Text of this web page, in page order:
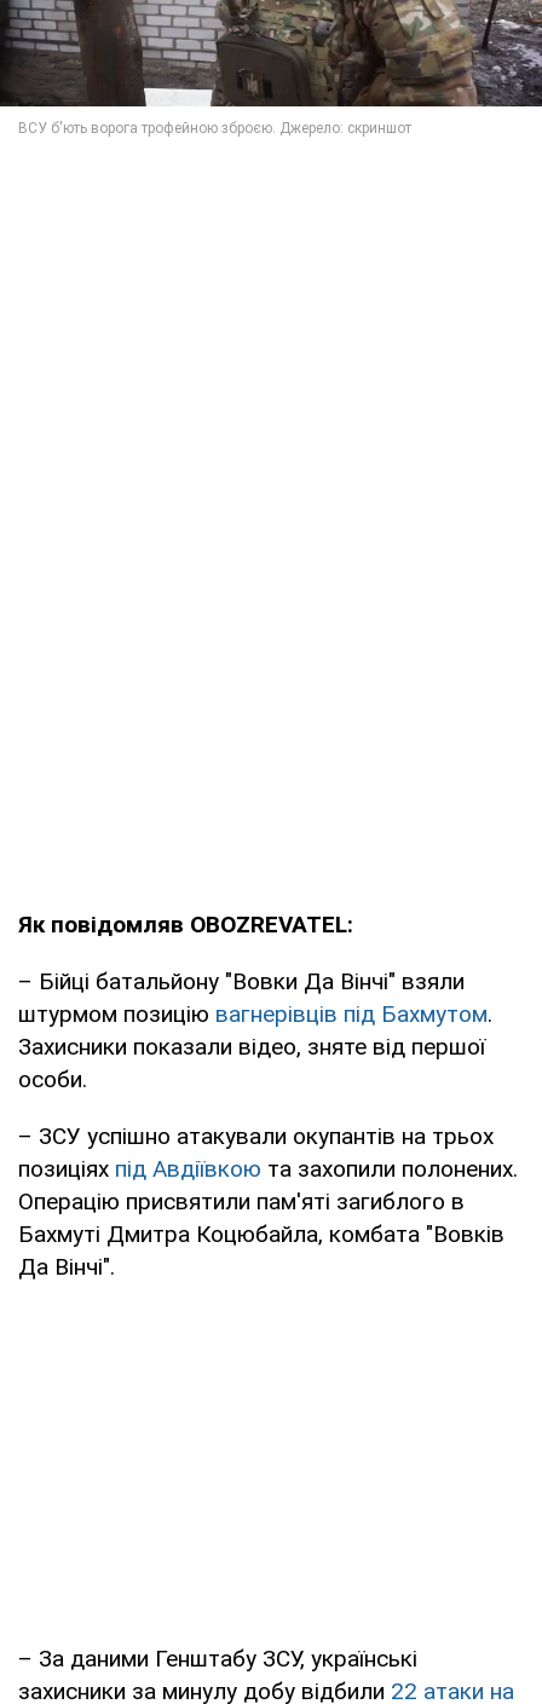
Як повідомляв OBOZREVATEL:
– Бійці батальйону "Вовки Да Вінчі" взяли
штурмом позицію вагнерівців під Бахмутом.
Захисники показали відео, зняте від першої
особи.
– ЗСУ успішно атакували окупантів на трьох
позиціях під Авдіївкою та захопили полонених.
Операцію присвятили пам'яті загиблого в
Бахмуті Дмитра Коцюбайла, комбата "Вовків
Да Вінчі".
– За даними Генштабу ЗСУ, українські
захисники за минулу добу відбили 22 атаки на